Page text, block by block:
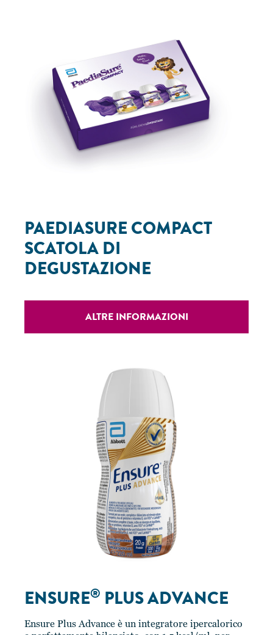
PAEDIASURE COMPACT
SCATOLA DI
DEGUSTAZIONE
ALTRE INFORMAZIONI
ENSURE® PLUS ADVANCE
Ensure Plus Advance è un integratore ipercalorico